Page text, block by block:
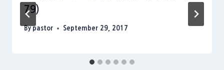
79)
By pastor September 29, 2017